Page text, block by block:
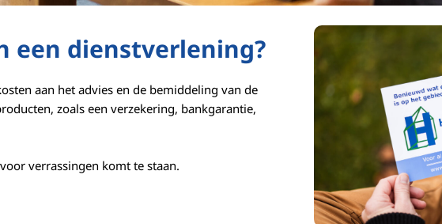
een dienstverlening?
aan het advies en de bemiddeling van de
zoals een verzekering, bankgarantie,
verrassingen komt te staan.